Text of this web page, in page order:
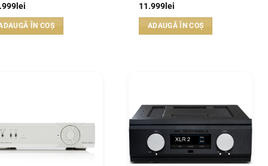
lei
ÎN COȘ
11.999 lei
ADAUGĂ ÎN COȘ
WISHLIST